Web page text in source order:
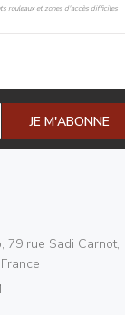
rouleaux et zones d'accès difficiles
JE M'ABONNE
79 rue Sadi Carnot,